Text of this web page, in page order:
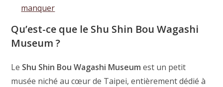
manquer
Qu’est-ce que le Shu Shin Bou Wagashi
Museum ?
Le Shu Shin Bou Wagashi Museum est un petit
musée niché au cœur de Taipei, entièrement dédié à